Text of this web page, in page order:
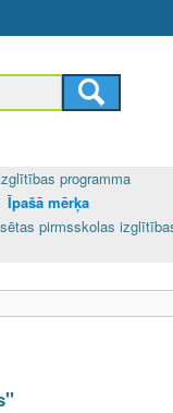
programma
Īpašā mērķa
pirmsskolas